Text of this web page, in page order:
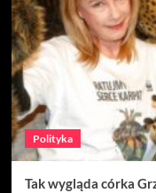
Polityka
Tak wygląda córka